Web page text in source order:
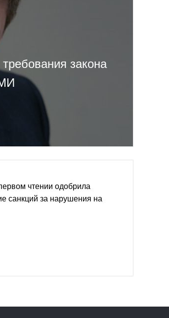
закона
чтении одобрила
санкций за нарушения на